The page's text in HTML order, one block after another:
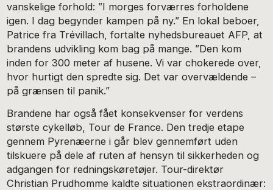
vanskelige forhold: ”I morges forværres forholdene
igen. I dag begynder kampen på ny.” En lokal beboer,
Patrice fra Trévillach, fortalte nyhedsbureauet AFP, at
brandens udvikling kom bag på mange. ”Den kom
inden for 300 meter af husene. Vi var chokerede over,
hvor hurtigt den spredte sig. Det var overvældende –
på grænsen til panik.”
Brandene har også fået konsekvenser for verdens
største cykelløb, Tour de France. Den tredje etape
gennem Pyrenæerne i går blev gennemført uden
tilskuere på dele af ruten af hensyn til sikkerheden og
adgangen for redningskøretøjer. Tour-direktør
Christian Prudhomme kaldte situationen ekstraordinær: